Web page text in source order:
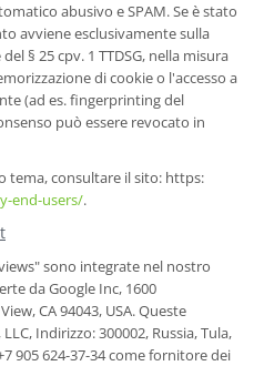
abusivo e SPAM. Se è stato
avviene esclusivamente sulla
§ 25 cpv. 1 TTDSG, nella misura
di cookie o l'accesso a
(ad es. fingerprinting del
può essere revocato in
tema, consultare il sito: https:
end-users/.
sono integrate nel nostro
da Google Inc, 1600
CA 94043, USA. Queste
Indirizzo: 300002, Russia, Tula,
905 624-37-34 come fornitore dei